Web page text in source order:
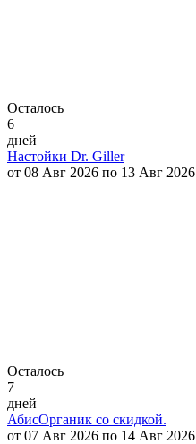
Осталось
6
дней
Настойки Dr. Giller
от 08 Авг 2026 по 13 Авг 2026
Осталось
7
дней
АбисОрганик со скидкой.
от 07 Авг 2026 по 14 Авг 2026